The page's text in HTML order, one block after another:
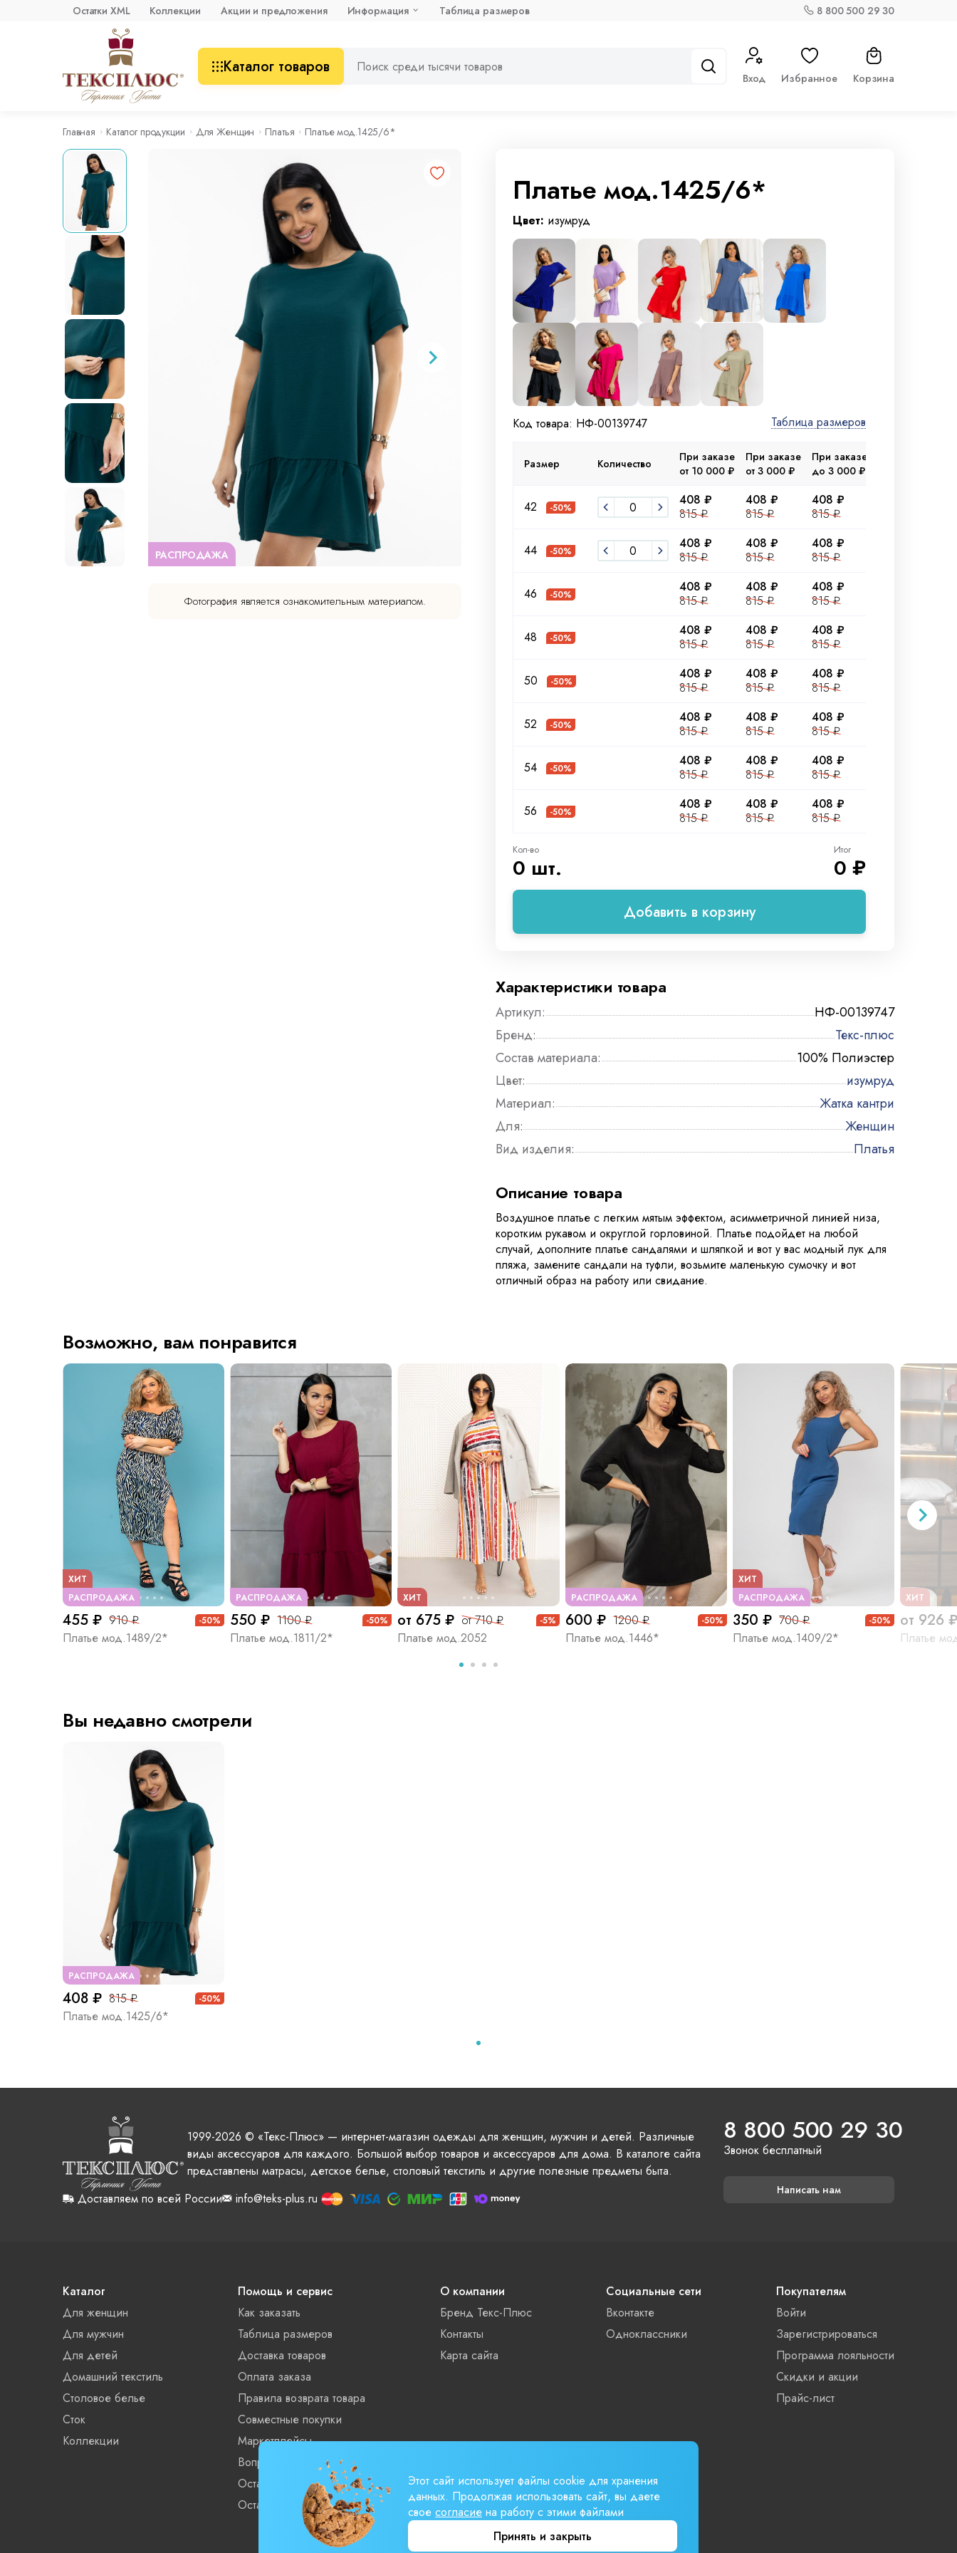
Остатки XML Коллекции Акции и предложения Информация Таблица размеров 8 800 500 29 30
Каталог товаров
Вход Избранное Корзина
Главная Каталог продукции Для Женщин Платья Платье мод.1425/6*
РАСПРОДАЖА
Фотография является ознакомительным материалом.
Платье мод.1425/6*
Цвет: изумруд
Код товара: НФ-00139747 Таблица размеров
Размер Количество
При заказе
от 10 000 ₽
При заказе
от 3 000 ₽
При заказе
до 3 000 ₽
42 -50%
408 ₽
815 ₽
408 ₽
815 ₽
408 ₽
815 ₽
44 -50%
408 ₽
815 ₽
408 ₽
815 ₽
408 ₽
815 ₽
46 -50%
408 ₽
815 ₽
408 ₽
815 ₽
408 ₽
815 ₽
48 -50%
408 ₽
815 ₽
408 ₽
815 ₽
408 ₽
815 ₽
50 -50%
408 ₽
815 ₽
408 ₽
815 ₽
408 ₽
815 ₽
52 -50%
408 ₽
815 ₽
408 ₽
815 ₽
408 ₽
815 ₽
54 -50%
408 ₽
815 ₽
408 ₽
815 ₽
408 ₽
815 ₽
56 -50%
408 ₽
815 ₽
408 ₽
815 ₽
408 ₽
815 ₽
Кол-во
0 шт.
Итог
0 ₽
Добавить в корзину
Характеристики товара
Артикул:
НФ-00139747
Бренд:
Текс-плюс
Состав материала:
100% Полиэстер
Цвет:
изумруд
Материал:
Жатка кантри
Для:
Женщин
Вид изделия:
Платья
Описание товара
Воздушное платье с легким мятым эффектом, асимметричной линией низа,
коротким рукавом и округлой горловиной. Платье подойдет на любой
случай, дополните платье сандалями и шляпкой и вот у вас модный лук для
пляжа, замените сандали на туфли, возьмите маленькую сумочку и вот
отличный образ на работу или свидание.
Возможно, вам понравится
РАСПРОДАЖА
ХИТ
455 ₽ 910 ₽ -50%
Платье мод.1489/2*
РАСПРОДАЖА
550 ₽ 1100 ₽ -50%
Платье мод.1811/2*
ХИТ
от 675 ₽ от 710 ₽ -5%
Платье мод.2052
РАСПРОДАЖА
600 ₽ 1200 ₽ -50%
Платье мод.1446*
РАСПРОДАЖА
ХИТ
350 ₽ 700 ₽ -50%
Платье мод.1409/2*
ХИТ
от 926 ₽
Платье
Вы недавно смотрели
РАСПРОДАЖА
408 ₽ 815 ₽ -50%
Платье мод.1425/6*
1999-2026 © «Текс-Плюс» — интернет-магазин одежды для женщин, мужчин и детей. Различные
виды аксессуаров для каждого. Большой выбор товаров и аксессуаров для дома. В каталоге сайта
представлены матрасы, детское белье, столовый текстиль и другие полезные предметы быта.
Доставляем по всей России
info@teks-plus.ru
8 800 500 29 30
Звонок бесплатный
Написать нам
Каталог
Для женщин
Для мужчин
Для детей
Домашний текстиль
Столовое белье
Сток
Коллекции
Помощь и сервис
Как заказать
Таблица размеров
Доставка товаров
Оплата заказа
Правила возврата товара
Совместные покупки
Маркетплейсы
Вопросы и ответы
Остатки xls
Остатки XML
О компании
Бренд Текс-Плюс
Контакты
Карта сайта
Социальные сети
Вконтакте
Одноклассники
Покупателям
Войти
Зарегистрироваться
Программа лояльности
Скидки и акции
Прайс-лист
Этот сайт использует файлы cookie для хранения
данных. Продолжая использовать сайт, вы даете
свое согласие на работу с этими файлами
Принять и закрыть